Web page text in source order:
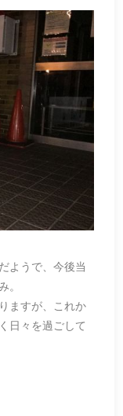
ようで、今後当
。
ますが、これか
日々を過ごして